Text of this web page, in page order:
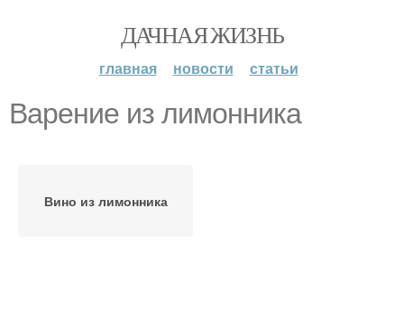
ДАЧНАЯ ЖИЗНЬ
главная новости статьи
Варение из лимонника
Вино из лимонника